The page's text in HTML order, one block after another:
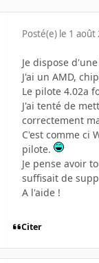
Posté(e) le 1 août
Je dispose
J'ai un AMD,
Le pilote 4.02a
J'ai tenté de
correctement
C'est comme ci
pilote.
Je pense avoir
suffisait de
A l'aide !
Citer